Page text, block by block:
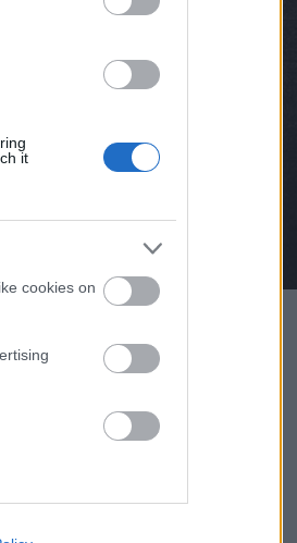
it
cookies on
on